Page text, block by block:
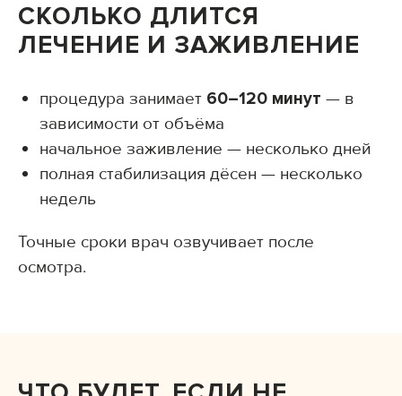
СКОЛЬКО ДЛИТСЯ
ЛЕЧЕНИЕ И ЗАЖИВЛЕНИЕ
процедура занимает 60–120 минут — в
зависимости от объёма
начальное заживление — несколько дней
полная стабилизация дёсен — несколько
недель
Точные сроки врач озвучивает после
осмотра.